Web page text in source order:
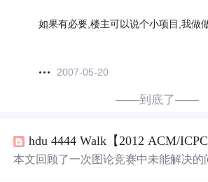
如果有必要,楼主可以说个小项目,我做
2007-05-20
——到底了——
hdu 4444 Walk【2012 ACM/
本文回顾了一次图论竞赛中未能解决的